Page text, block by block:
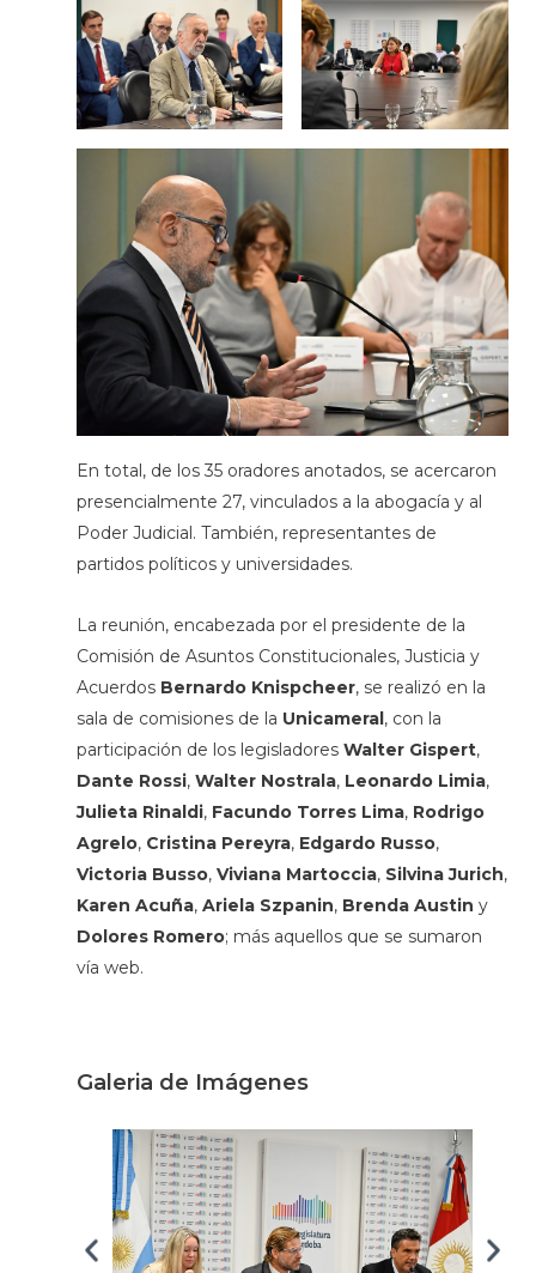
En total, de los 35 oradores anotados, se acercaron
presencialmente 27, vinculados a la abogacía y al
Poder Judicial. También, representantes de
partidos políticos y universidades.
La reunión, encabezada por el presidente de la
Comisión de Asuntos Constitucionales, Justicia y
Acuerdos Bernardo Knispcheer, se realizó en la
sala de comisiones de la Unicameral, con la
participación de los legisladores Walter Gispert,
Dante Rossi, Walter Nostrala, Leonardo Limia,
Julieta Rinaldi, Facundo Torres Lima, Rodrigo
Agrelo, Cristina Pereyra, Edgardo Russo,
Victoria Busso, Viviana Martoccia, Silvina Jurich,
Karen Acuña, Ariela Szpanin, Brenda Austin y
Dolores Romero; más aquellos que se sumaron
vía web.
Galeria de Imágenes